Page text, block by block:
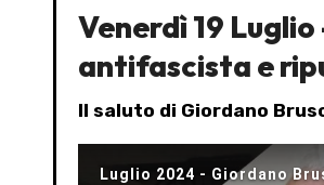
Venerdì 19 Luglio
antifascista e
Il saluto di Giordano